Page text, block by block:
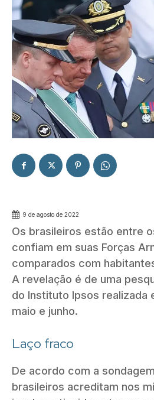
9 de agosto de 2022
Os brasileiros estão entre
confiam em suas Forças
comparados com
A revelação é de uma
do Instituto Ipsos realizada
maio e junho.
Laço fraco
De acordo com a
brasileiros acreditam nos